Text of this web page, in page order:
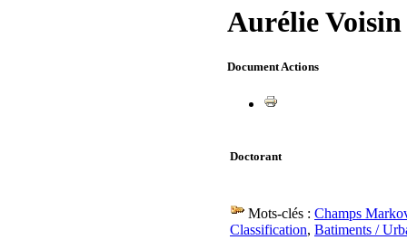
Aurélie Voisin
Document Actions
Doctorant
Mots-clés : Champs
Classification, Batiments /